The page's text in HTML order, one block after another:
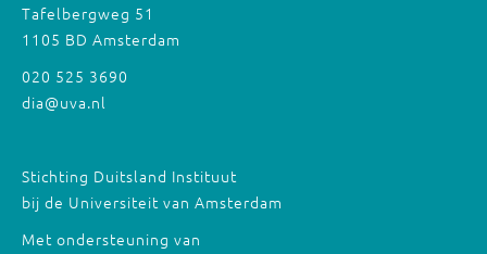
Tafelbergweg 51
1105 BD Amsterdam
020 525 3690
dia@uva.nl
Stichting Duitsland Instituut
bij de Universiteit van Amsterdam
Met ondersteuning van